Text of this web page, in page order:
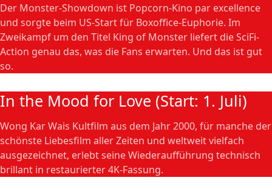
Der Monster-Showdown ist Popcorn-Kino par excellence
und sorgte beim US-Start für Boxoffice-Euphorie. Im
Zweikampf um den Titel King of Monster liefert die SciFi-
Action genau das, was die Fans erwarten. Und das ist gut
so.
In the Mood for Love (Start: 1. Juli)
Wong Kar Wais Kultfilm aus dem Jahr 2000, für manche der
schönste Liebesfilm aller Zeiten und weltweit vielfach
ausgezeichnet, erlebt seine Wiederaufführung technisch
brillant in restaurierter 4K-Fassung.